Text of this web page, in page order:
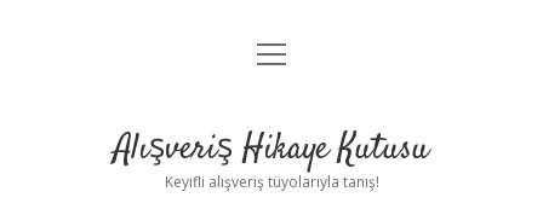
Anasayfa
Yasal Uyarı
menüyü
Alışveriş Hikaye Kutusu
Keyifli alışveriş tüyolarıyla tanış!